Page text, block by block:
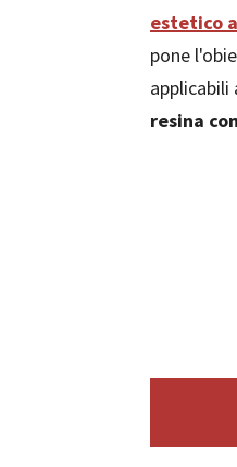
estetico
pone
applicabili
resina